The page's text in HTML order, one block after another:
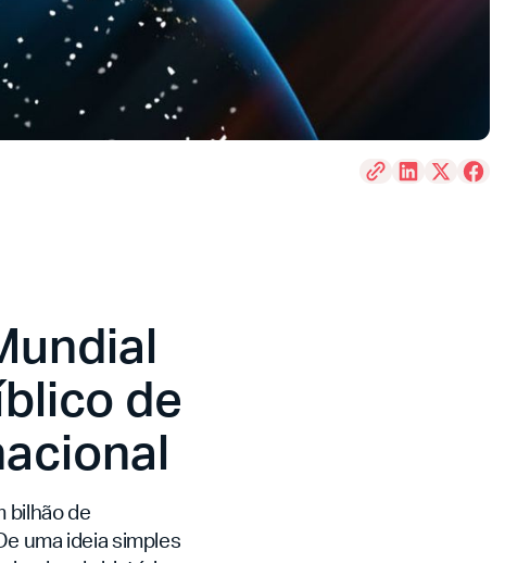
de
bilhão de
uma ideia simples